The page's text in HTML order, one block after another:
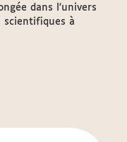
dans l'univers
scientifiques à